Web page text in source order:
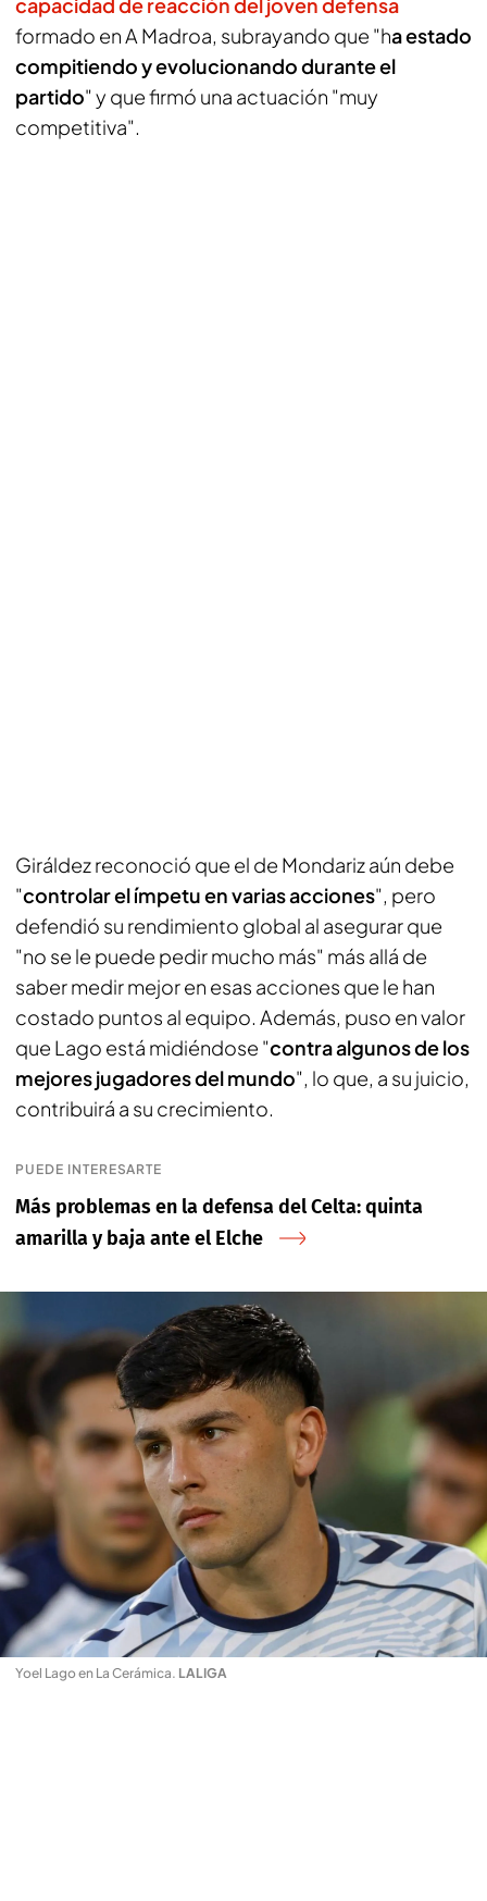
formado en A Madroa, subrayando que "ha estado
compitiendo y evolucionando durante el
partido" y que firmó una actuación "muy
competitiva".
Giráldez reconoció que el de Mondariz aún debe
"controlar el ímpetu en varias acciones", pero
defendió su rendimiento global al asegurar que
"no se le puede pedir mucho más" más allá de
saber medir mejor en esas acciones que le han
costado puntos al equipo. Además, puso en valor
que Lago está midiéndose "contra algunos de los
mejores jugadores del mundo", lo que, a su juicio,
contribuirá a su crecimiento.
PUEDE INTERESARTE
Más problemas en la defensa del Celta: quinta
amarilla y baja ante el Elche
Yoel Lago en La Cerámica. LALIGA